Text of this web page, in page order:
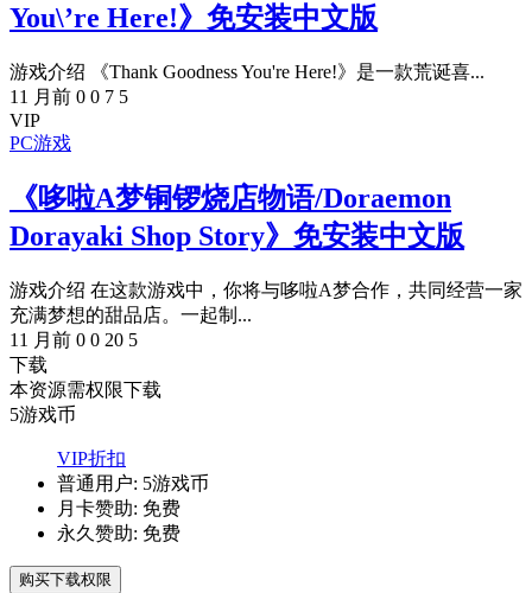
You\’re Here!》免安装中文版
游戏介绍 《Thank Goodness You're Here!》是一款荒诞喜...
11 月前 0 0 7 5
VIP
PC游戏
《哆啦A梦铜锣烧店物语/Doraemon
Dorayaki Shop Story》免安装中文版
游戏介绍 在这款游戏中，你将与哆啦A梦合作，共同经营一家
充满梦想的甜品店。一起制...
11 月前 0 0 20 5
下载
本资源需权限下载
5游戏币
VIP折扣
普通用户: 5游戏币
月卡赞助: 免费
永久赞助: 免费
购买下载权限